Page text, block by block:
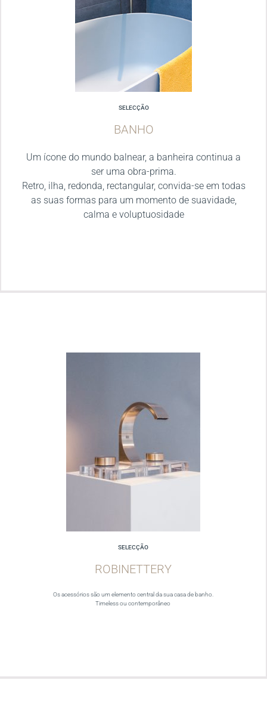
SELECÇÃO
BANHO
Um ícone do mundo balnear, a banheira continua a
ser uma obra-prima.
Retro, ilha, redonda, rectangular, convida-se em todas
as suas formas para um momento de suavidade,
calma e voluptuosidade
SELECÇÃO
ROBINETTERY
Os acessórios são um elemento central da sua casa de banho.
Timeless ou contemporâneo